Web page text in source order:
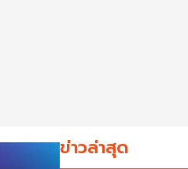
ข่าวล่าสุด